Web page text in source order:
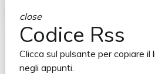
close
Codice Rss
Clicca sul pulsante per copiare il
negli appunti.